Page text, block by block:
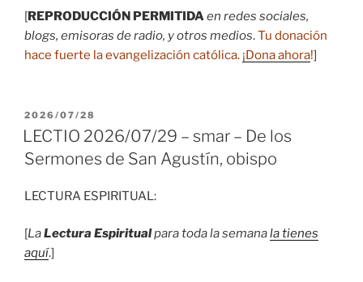
[REPRODUCCIÓN PERMITIDAen redes sociales,
blogs, emisoras de radio, y otros medios.Tu donación
hace fuerte la evangelización católica. ¡Dona ahora!]
PUBLICADO
EL
2026/07/28
LECTIO 2026/07/29 – smar – De los
Sermones de San Agustín, obispo
LECTURA ESPIRITUAL:
[LaLectura Espiritualpara toda la semanala tienes
aquí.]